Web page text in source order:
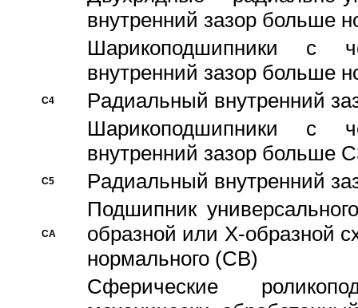
внутренний зазор больше
Шарикоподшипники с
внутренний зазор больше
C4
Pадиальный внутренний
Шарикоподшипники с
внутренний зазор больше
C5 Pадиальный внутренний
CA
Подшипник
образной или Х-образной
нормального (CB)
Сферические